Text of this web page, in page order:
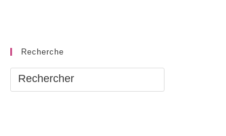
Recherche